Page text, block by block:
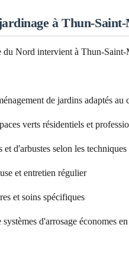
àThun-
du Nord intervient à Thun-Saint-
de jardins adaptés au
verts résidentiels et
et d'arbustes selon les
et entretien régulier
et soins spécifiques
d'arrosage économes